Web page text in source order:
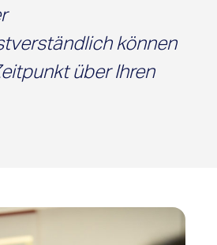
können
über Ihren